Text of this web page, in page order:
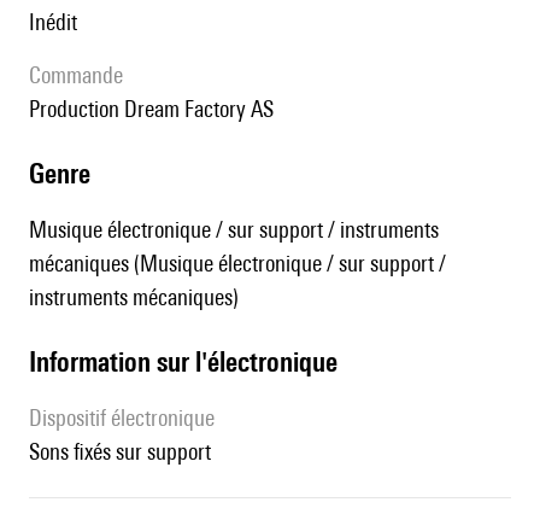
Inédit
Commande
production Dream Factory AS
genre
Musique électronique / sur support / instruments
mécaniques (Musique électronique / sur support /
instruments mécaniques)
Information sur l'électronique
Dispositif électronique
sons fixés sur support